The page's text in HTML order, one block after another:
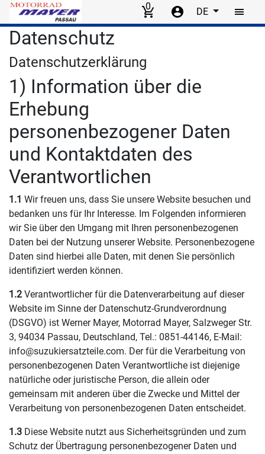
Skip to main content
0 DE
Datenschutz
Datenschutzerklärung
1) Information über die
Erhebung
personenbezogener Daten
und Kontaktdaten des
Verantwortlichen
1.1 Wir freuen uns, dass Sie unsere Website besuchen und
bedanken uns für Ihr Interesse. Im Folgenden informieren
wir Sie über den Umgang mit Ihren personenbezogenen
Daten bei der Nutzung unserer Website. Personenbezogene
Daten sind hierbei alle Daten, mit denen Sie persönlich
identifiziert werden können.
1.2 Verantwortlicher für die Datenverarbeitung auf dieser
Website im Sinne der Datenschutz-Grundverordnung
(DSGVO) ist Werner Mayer, Motorrad Mayer, Salzweger Str.
3, 94034 Passau, Deutschland, Tel.: 0851-44146, E-Mail:
info@suzukiersatzteile.com. Der für die Verarbeitung von
personenbezogenen Daten Verantwortliche ist diejenige
natürliche oder juristische Person, die allein oder
gemeinsam mit anderen über die Zwecke und Mittel der
Verarbeitung von personenbezogenen Daten entscheidet.
1.3 Diese Website nutzt aus Sicherheitsgründen und zum
Schutz der Übertragung personenbezogener Daten und